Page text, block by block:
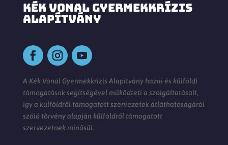
KÉK VONAL GYERMEKKRÍZIS
ALAPÍTVÁNY
A Kék Vonal Gyermekkrízis Alapítvány hazai és külföldi
támogatások segítségével működteti a szolgáltatásait,
így a külföldről támogatott szervezetek átláthatóságáról
szóló törvény alapján külföldről támogatott
szervezetnek minősül.